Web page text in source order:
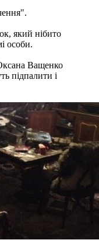
який нібито
особи.
Ващенко
підпалити і